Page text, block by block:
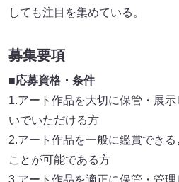
しても注目を集めている。
募集要項
■応募資格・条件
1.アート作品を大切に保管・展
いでいただける方
2.アート作品を一般に鑑賞でき
ことが可能である方